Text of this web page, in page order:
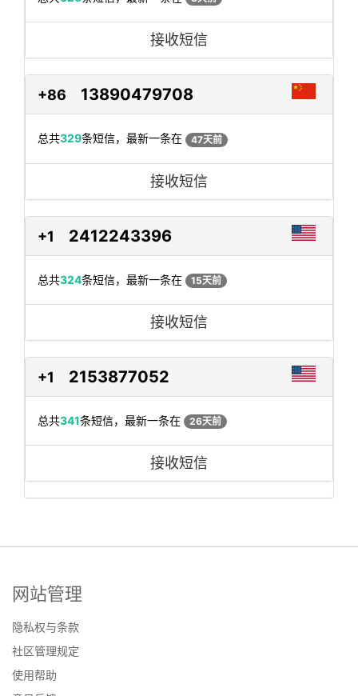
接收短信
+86 13890479708
总共329条短信，最新一条在 47天前
接收短信
+1 2412243396
总共324条短信，最新一条在 15天前
接收短信
+1 2153877052
总共341条短信，最新一条在 26天前
接收短信
网站管理
隐私权与条款
社区管理规定
使用帮助